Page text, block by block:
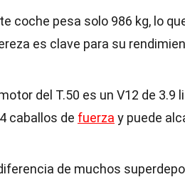
coche pesa solo 986 kg, lo
es clave para su
del T.50 es un V12 de
caballos de fuerza y puede
de muchos